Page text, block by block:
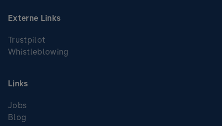
Externe Links
Trustpilot
Whistleblowing
Links
Jobs
Blog